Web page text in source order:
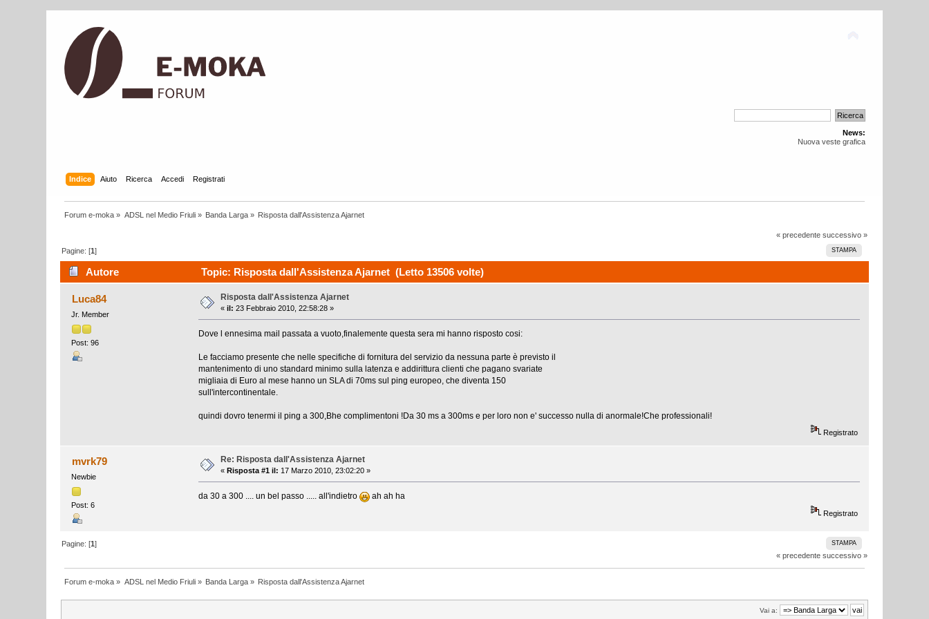
News:
Nuova veste grafica
Indice Aiuto Ricerca Accedi Registrati
Forum e-moka » ADSL nel Medio Friuli» Banda Larga » Risposta dall'Assistenza Ajarnet
« precedente successivo »
STAMPA
Pagine: [1]
Autore Topic: Risposta dall'Assistenza Ajarnet (Letto 13506 volte)
Luca84
Jr. Member
Post: 96
Risposta dall'Assistenza Ajarnet
«il: 23 Febbraio 2010, 22:58:28 »
Dove l ennesima mail passata a vuoto,finalemente questa sera mi hanno risposto cosi:
Le facciamo presente che nelle specifiche di fornitura del servizio da nessuna parte è previsto il
mantenimento di uno standard minimo sulla latenza e addirittura clienti che pagano svariate
migliaia di Euro al mese hanno un SLA di 70ms sul ping europeo, che diventa 150
sull'intercontinentale.
quindi dovro tenermi il ping a 300,Bhe complimentoni !Da 30 ms a 300ms e per loro non e' successo nulla di anormale!Che professionali!
Registrato
mvrk79
Newbie
Post: 6
Re: Risposta dall'Assistenza Ajarnet
« Risposta #1 il: 17 Marzo 2010, 23:02:20 »
da 30 a 300 .... un bel passo ..... all'indietro ah ah ha
Registrato
STAMPA
Pagine: [1]
« precedente successivo »
Forum e-moka » ADSL nel Medio Friuli» Banda Larga » Risposta dall'Assistenza Ajarnet
Vai a: